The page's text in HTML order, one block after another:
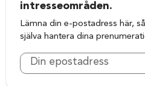
intresseområden.
Lämna din e-postadress här,
själva hantera dina